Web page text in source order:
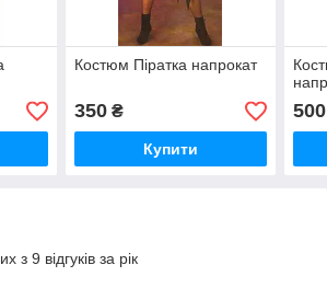
Костюм Піратка напрокат
350₴
Купити
500
з 9 відгуків за рік